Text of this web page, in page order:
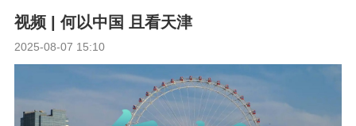
视频 | 何以中国 且看天津
2025-08-07 15:10